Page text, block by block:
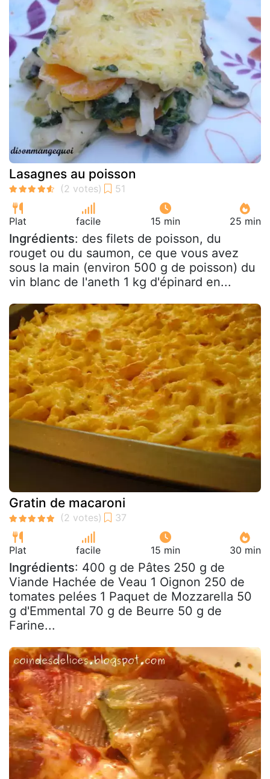
Lasagnes au poisson
Plat facile 15 min 25 min
Ingrédients: des filets de poisson, du
rouget ou du saumon, ce que vous avez
sous la main (environ 500 g de poisson) du
vin blanc de l'aneth 1 kg d'épinard en...
Gratin de macaroni
Plat facile 15 min 30 min
Ingrédients: 400 g de Pâtes 250 g de
Viande Hachée de Veau 1 Oignon 250 de
tomates pelées 1 Paquet de Mozzarella 50
g d'Emmental 70 g de Beurre 50 g de
Farine...